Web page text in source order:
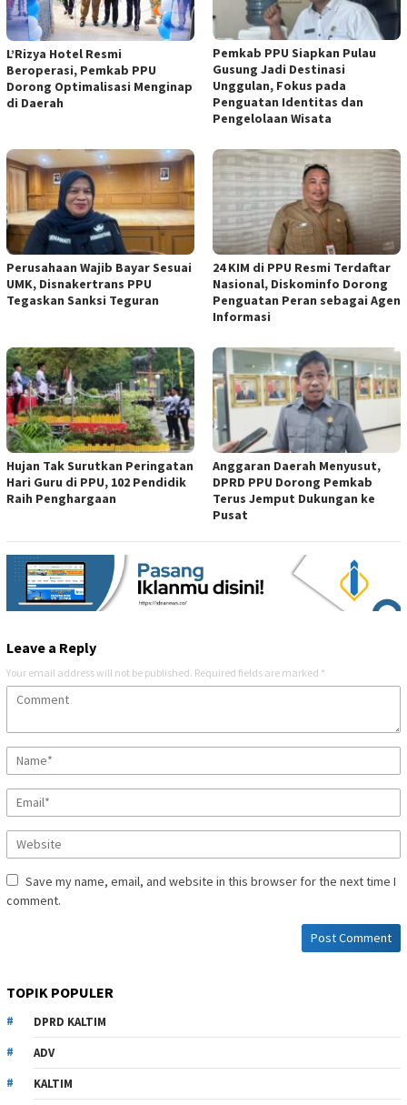
L’Rizya Hotel Resmi
Beroperasi, Pemkab PPU
Dorong Optimalisasi Menginap
di Daerah
Pemkab PPU Siapkan Pulau
Gusung Jadi Destinasi
Unggulan, Fokus pada
Penguatan Identitas dan
Pengelolaan Wisata
Perusahaan Wajib Bayar Sesuai
UMK, Disnakertrans PPU
Tegaskan Sanksi Teguran
24 KIM di PPU Resmi Terdaftar
Nasional, Diskominfo Dorong
Penguatan Peran sebagai Agen
Informasi
Hujan Tak Surutkan Peringatan
Hari Guru di PPU, 102 Pendidik
Raih Penghargaan
Anggaran Daerah Menyusut,
DPRD PPU Dorong Pemkab
Terus Jemput Dukungan ke
Pusat
Leave a Reply
Your email address will not be published. Required fields are marked *
Save my name, email, and website in this browser for the next time I
comment.
TOPIK POPULER
DPRD KALTIM
ADV
KALTIM